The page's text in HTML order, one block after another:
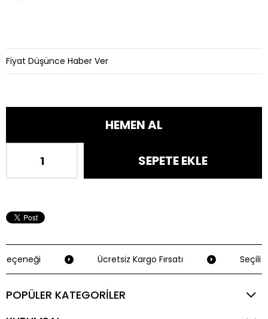
Fiyat Düşünce Haber Ver
Ücretsiz Kargo Fırsatı Seçili
POPÜLER KATEGORİLER